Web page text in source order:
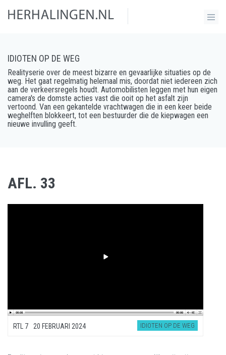
IDIOTEN OP DE WEG
Realityserie over de meest bizarre en gevaarlijke situaties op de
weg. Het gaat regelmatig helemaal mis, doordat niet iedereen zich
aan de verkeersregels houdt. Automobilisten leggen met hun eigen
camera's de domste acties vast die ooit op het asfalt zijn
vertoond. Van een gekantelde vrachtwagen die in een keer beide
weghelften blokkeert, tot een bestuurder die de kiepwagen een
nieuwe invulling geeft.
AFL. 33
RTL 7 20 FEBRUARI 2024 IDIOTEN OP DE WEG